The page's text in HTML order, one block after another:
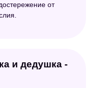
от
и дедушка -